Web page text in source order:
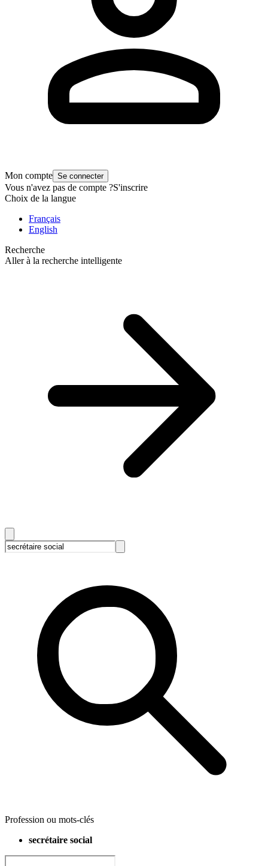
Mon compte Se connecter
Vous n'avez pas de compte ?S'inscrire
Choix de la langue
Français
English
Recherche
Aller à la recherche intelligente
Profession ou mots-clés
secrétaire social